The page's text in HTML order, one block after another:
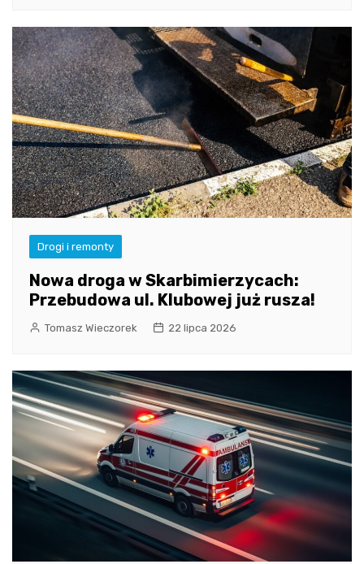
Drogi i remonty
Nowa droga w Skarbimierzycach:
Przebudowa ul. Klubowej już rusza!
Tomasz Wieczorek 22 lipca 2026